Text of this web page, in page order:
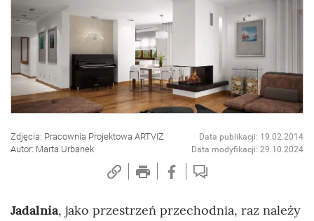
Zdjęcia: Pracownia Projektowa ARTVIZ
Autor: Marta Urbanek
Data publikacji: 19.02.2014
Data modyfikacji: 29.10.2024
Jadalnia, jako przestrzeń przechodnia, raz należy